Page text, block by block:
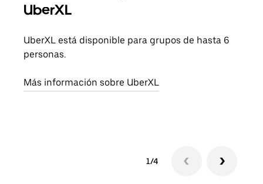
UberXL
UberXL está disponible para grupos de hasta 6
personas.
Más información sobre UberXL
1/4